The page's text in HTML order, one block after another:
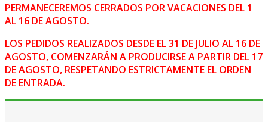
PERMANECEREMOS CERRADOS POR VACACIONES DEL 1
AL 16 DE AGOSTO.
LOS PEDIDOS REALIZADOS DESDE EL 31 DE JULIO AL 16 DE
AGOSTO, COMENZARÁN A PRODUCIRSE A PARTIR DEL 17
DE AGOSTO, RESPETANDO ESTRICTAMENTE EL ORDEN
DE ENTRADA.